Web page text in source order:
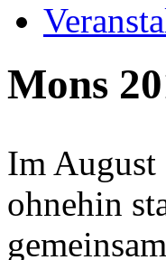
Mons
Im
ohnehin